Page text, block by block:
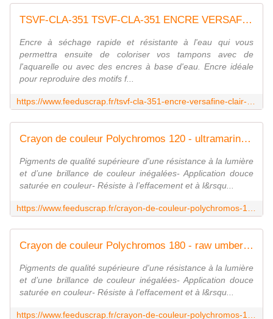
TSVF-CLA-351 TSVF-CLA-351 ENCRE VERSAFINE CLAIR - Nocturne FEE DU SCRAP
Encre à séchage rapide et résistante à l'eau qui vous
permettra ensuite de coloriser vos tampons avec de
l'aquarelle ou avec des encres à base d'eau. Encre idéale
pour reproduire des motifs f...
Crayon de couleur Polychromos 120 - ultramarine Fée du Scrap
Pigments de qualité supérieure d'une résistance à la lumière
et d’une brillance de couleur inégalées- Application douce
saturée en couleur- Résiste à l’effacement et à l&rsqu...
Crayon de couleur Polychromos 180 - raw umber Fée du Scrap
Pigments de qualité supérieure d'une résistance à la lumière
et d’une brillance de couleur inégalées- Application douce
saturée en couleur- Résiste à l’effacement et à l&rsqu...